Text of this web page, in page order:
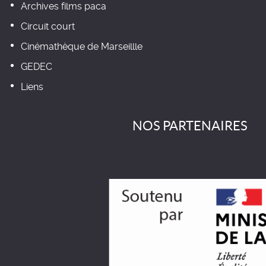
Archives films paca
Circuit court
Cinémathèque de Marseillle
GEDEC
Liens
NOS PARTENAIRES